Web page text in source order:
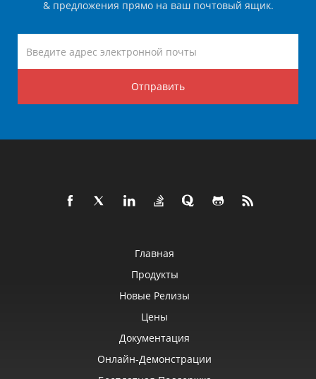
& предложения прямо на ваш почтовый ящик.
Отправить
Главная
Продукты
Новые Релизы
Цены
Документация
Онлайн‑демонстрации